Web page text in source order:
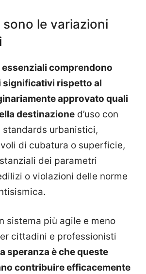
sono le variazioni
comprendono
significativi rispetto al
approvato quali
destinazione d’uso con
urbanistici,
di cubatura o superficie,
dei parametri
o violazioni delle norme
sistema più agile e meno
cittadini e professionisti
speranza è che queste
contribuire efficacemente